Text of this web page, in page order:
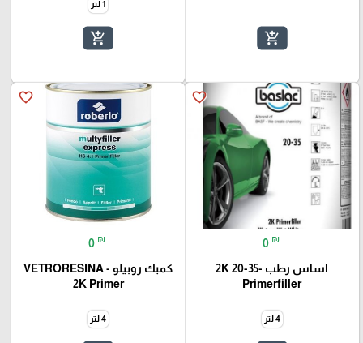
add_shopping_cart
1 لتر
add_shopping_cart
favorite_border
0 ₪
اساس رطب -35-20 2K
Primerfiller
4 لتر
favorite_border
0 ₪
كمبك روبيلو - VETRORESINA
2K Primer
4 لتر